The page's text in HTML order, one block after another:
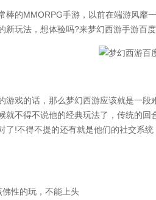
的MMORPG手游，以前在端游风靡
新玩法，想体验吗?来梦幻西游手游百
戏的话，那么梦幻西游应该就是一段
就不得不说他的经典玩法了，传统的
了!不得不提的还有就是他们的社交系
性的玩，不能上头